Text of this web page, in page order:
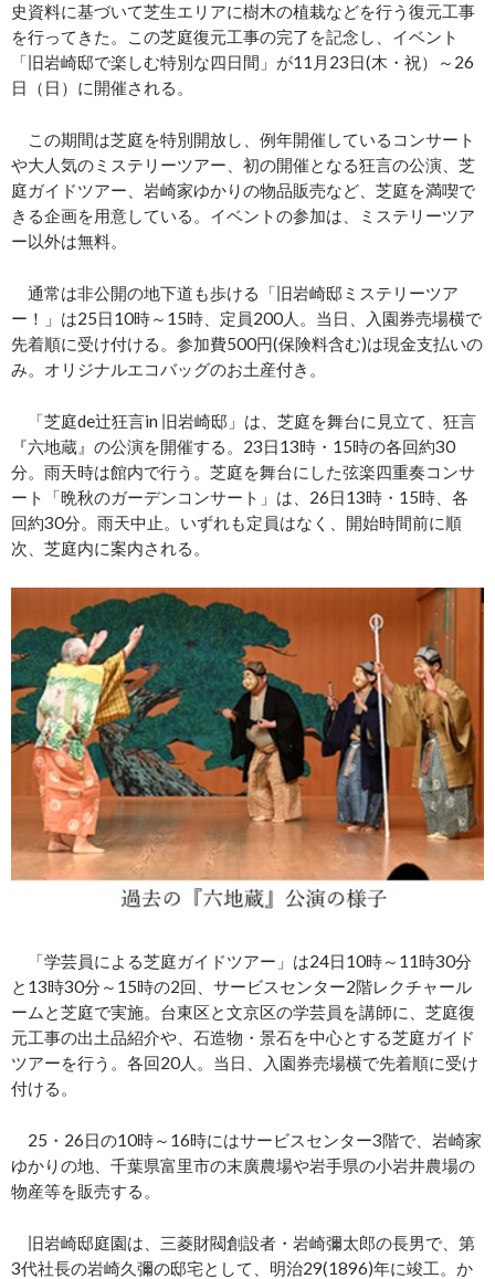
史資料に基づいて芝生エリアに樹木の植栽などを行う復元工事
を行ってきた。この芝庭復元工事の完了を記念し、イベント
「旧岩崎邸で楽しむ特別な四日間」が11月23日(木・祝）～26
日（日）に開催される。
この期間は芝庭を特別開放し、例年開催しているコンサート
や大人気のミステリーツアー、初の開催となる狂言の公演、芝
庭ガイドツアー、岩崎家ゆかりの物品販売など、芝庭を満喫で
きる企画を用意している。イベントの参加は、ミステリーツア
ー以外は無料。
通常は非公開の地下道も歩ける「旧岩崎邸ミステリーツア
ー！」は25日10時～15時、定員200人。当日、入園券売場横で
先着順に受け付ける。参加費500円(保険料含む)は現金支払いの
み。オリジナルエコバッグのお土産付き。
「芝庭de辻狂言in 旧岩崎邸」は、芝庭を舞台に見立て、狂言
『六地蔵』の公演を開催する。23日13時・15時の各回約30
分。雨天時は館内で行う。芝庭を舞台にした弦楽四重奏コンサ
ート「晩秋のガーデンコンサート」は、26日13時・15時、各
回約30分。雨天中止。いずれも定員はなく、開始時間前に順
次、芝庭内に案内される。
「学芸員による芝庭ガイドツアー」は24日10時～11時30分
と13時30分～15時の2回、サービスセンター2階レクチャール
ームと芝庭で実施。台東区と文京区の学芸員を講師に、芝庭復
元工事の出土品紹介や、石造物・景石を中心とする芝庭ガイド
ツアーを行う。各回20人。当日、入園券売場横で先着順に受け
付ける。
25・26日の10時～16時にはサービスセンター3階で、岩崎家
ゆかりの地、千葉県富里市の末廣農場や岩手県の小岩井農場の
物産等を販売する。
旧岩崎邸庭園は、三菱財閥創設者・岩崎彌太郎の長男で、第
3代社長の岩崎久彌の邸宅として、明治29(1896)年に竣工。か